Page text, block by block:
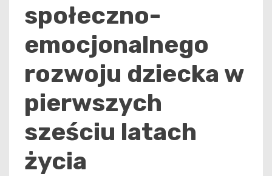
społeczno-
emocjonalnego
rozwoju dziecka w
pierwszych
sześciu latach
życia